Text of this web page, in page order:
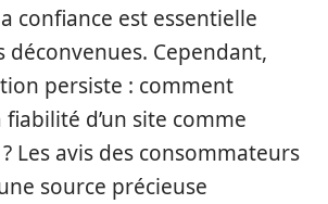
confiance est essentielle
déconvenues. Cependant,
persiste : comment
fiabilité d’un site comme
Les avis des consommateurs
source précieuse